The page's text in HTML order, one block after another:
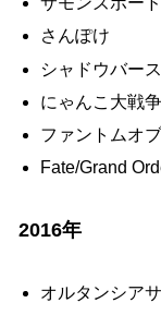
さんぽけ
シャドウバース
にゃんこ大戦争
ファントムオ
Fate/Grand
2016年
オルタンシア